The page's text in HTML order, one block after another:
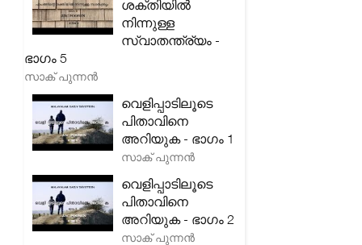
ശക്തിയിൽ
നിന്നുള്ള
സ്വാതന്ത്ര്യം -
ഭാഗം 5
സാക് പുന്നൻ
വെളിപ്പാടിലൂടെ
പിതാവിനെ
അറിയുക - ഭാഗം 1
സാക് പുന്നൻ
വെളിപ്പാടിലൂടെ
പിതാവിനെ
അറിയുക - ഭാഗം 2
സാക് പുന്നൻ